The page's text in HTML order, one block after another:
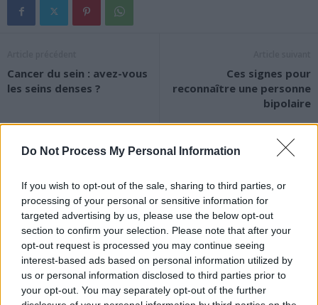
Do Not Process My Personal Information
If you wish to opt-out of the sale, sharing to third parties, or
processing of your personal or sensitive information for
targeted advertising by us, please use the below opt-out
section to confirm your selection. Please note that after your
opt-out request is processed you may continue seeing
interest-based ads based on personal information utilized by
us or personal information disclosed to third parties prior to
your opt-out. You may separately opt-out of the further
Cancer du sein : avez-vous
les seins denses ?
Ces signes pour
reconnaître une personne
bipolaire
News Santé
https://news-sante.fr
ARTICLES CONNEXES PLUS DE L'AUTEUR